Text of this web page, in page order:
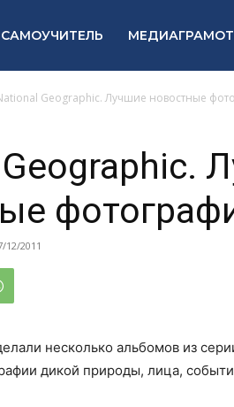
САМОУЧИТЕЛЬ
Geographic. Лучшие новостные
12/2011
несколько альбомов из
дикой природы, лица,